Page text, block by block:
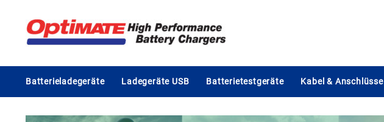
content
Batterieladegeräte Ladegeräte USB Batterietestgeräte Kabel & Anschlüsse